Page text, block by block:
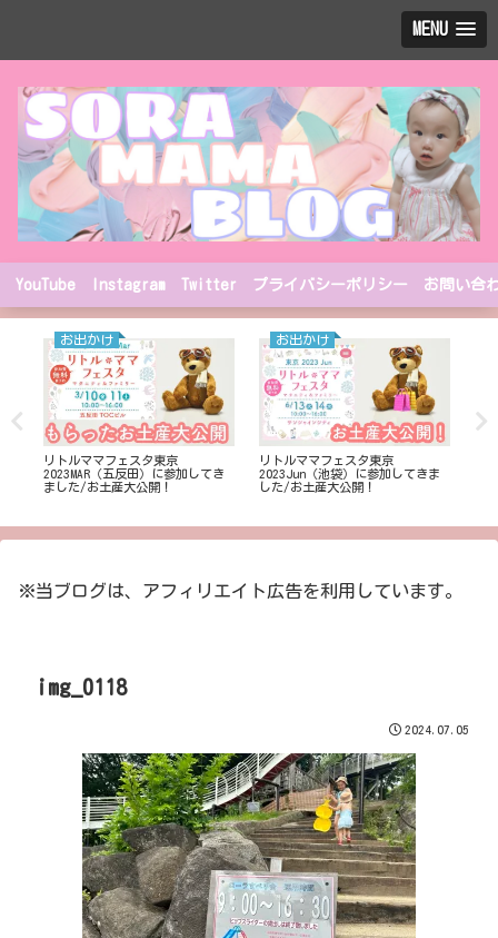
MENU
YouTube Instagram Twitter プライバシーポリシー お問い合
お出かけ
リトルママフェスタ東京
2023MAR（五反田）に参加してき
ました/お土産大公開！
お出かけ
リトルママフェスタ東京
2023Jun（池袋）に参加してきま
した/お土産大公開！
※当ブログは、アフィリエイト広告を利用しています。
img_0118
2024.07.05